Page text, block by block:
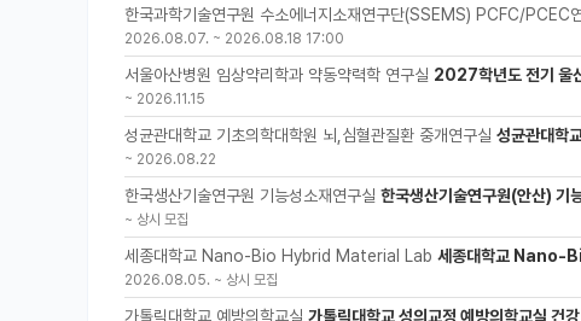
한국과학기술연구원 수소에너지소재연구단(SSEMS) PCFC/PCEC
2026.08.07. ~ 2026.08.18 17:00
서울아산병원 임상약리학과 약동약력학 연구실 2027학년도 전기 울산대
~ 2026.11.15
성균관대학교 기초의학대학원 뇌,심혈관질환 중개연구실 성균관대학
~ 2026.08.22
한국생산기술연구원 기능성소재연구실 한국생산기술연구원(안산) 기
~ 상시 모집
세종대학교 Nano-Bio Hybrid Material Lab 세종대학교 Nano-
2026.08.05. ~ 상시 모집
가톨릭대학교 예방의학교실 가톨릭대학교 성의교정 예방의학교실 건